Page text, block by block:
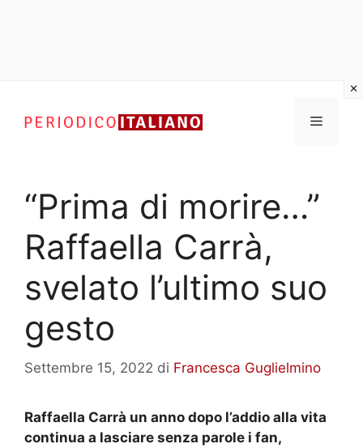
contenuto
Menu
“Prima di morire…”
Raffaella Carrà,
svelato l’ultimo suo
gesto
Settembre 15, 2022 di Francesca Guglielmino
Raffaella Carrà un anno dopo l’addio alla vita
continua a lasciare senza parole i fan,